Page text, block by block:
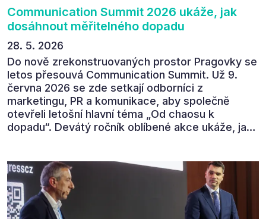
Communication Summit 2026 ukáže, jak
dosáhnout měřitelného dopadu
28. 5. 2026
Do nově zrekonstruovaných prostor Pragovky se
letos přesouvá Communication Summit. Už 9.
června 2026 se zde setkají odborníci z
marketingu, PR a komunikace, aby společně
otevřeli letošní hlavní téma „Od chaosu k
dopadu“. Devátý ročník oblíbené akce ukáže, jak